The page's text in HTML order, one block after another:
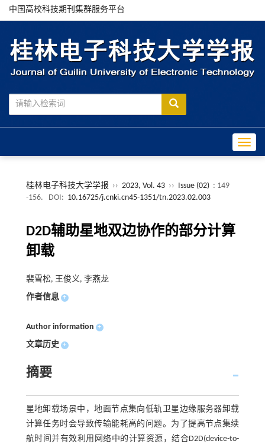
中国高校科技期刊集群服务平台
桂林电子科技大学学报 ›› 2023, Vol. 43 ›› Issue (02) : 149
-156.
DOI: 10.16725/j.cnki.cn45-1351/tn.2023.02.003
D2D辅助星地双边协作的部分计算
卸载
裴雪松, 王俊义, 李燕龙
作者信息 +
Author information +
文章历史 +
摘要
星地卸载场景中，地面节点集向低轨卫星边缘服务器卸载
计算任务时会导致传输能耗高的问题。为了提高节点集续
航时间并有效利用网络中的计算资源，结合D2D(device-to-